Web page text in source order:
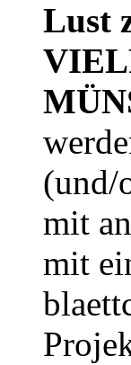
Lust
(und/
mit
mit